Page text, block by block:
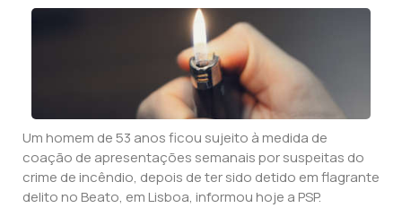
Um homem de 53 anos ficou sujeito à medida de
coação de apresentações semanais por suspeitas do
crime de incêndio, depois de ter sido detido em flagrante
delito no Beato, em Lisboa, informou hoje a PSP.